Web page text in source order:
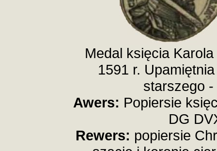
Medal księcia
1591 r.
starszego
Awers: Popiersie
DG
Rewers: popiersie